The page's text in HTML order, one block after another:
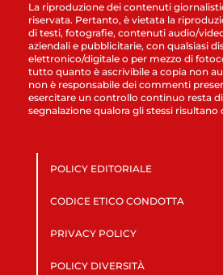
La riproduzione dei contenuti
riservata. Pertanto, è vietata la
di testi, fotografie, contenuti audio/
aziendali e pubblicitarie, con qualsiasi
elettronico/digitale o per mezzo di
tutto quanto è ascrivibile a copia non
non è responsabile dei commenti
esercitare un controllo continuo resta
segnalazione qualora gli stessi risultano
POLICY EDITORIALE
CODICE ETICO CONDOTTA
PRIVACY POLICY
POLICY DIVERSITÀ